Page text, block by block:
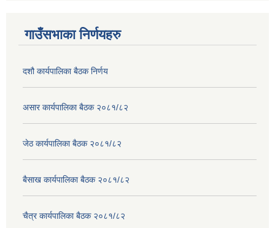
गाउँसभाका निर्णयहरु
दशौ कार्यपालिका बैठक निर्णय
असार कार्यपालिका बैठक २०८१/८२
जेठ कार्यपालिका बैठक २०८१/८२
बैसाख कार्यपालिका बैठक २०८१/८२
चैत्र कार्यपालिका बैठक २०८१/८२